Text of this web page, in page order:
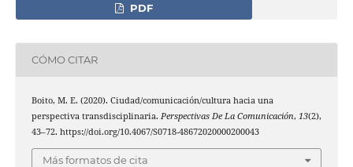
PDF
CÓMO CITAR
Boito, M. E. (2020). Ciudad/comunicación/cultura hacia una
perspectiva transdisciplinaria. Perspectivas De La Comunicación, 13(2),
43–72. https://doi.org/10.4067/S0718-48672020000200043
Más formatos de cita